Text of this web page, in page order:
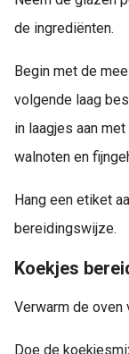
de ingrediënten.
Begin met de
volgende laag
in laagjes aan
walnoten en
Hang een etiket
bereidingswijze.
Koekjes
Verwarm de oven
Doe de